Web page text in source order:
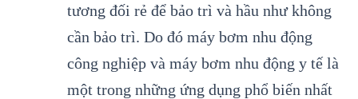
tương đối rẻ để bảo trì và hầu như không
cần bảo trì. Do đó máy bơm nhu động
công nghiệp và máy bơm nhu động y tế là
một trong những ứng dụng phổ biến nhất